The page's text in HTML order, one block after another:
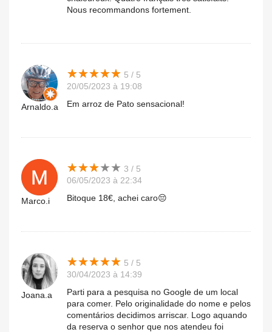
Nous recommandons fortement.
Arnaldo.a
★★★★★
★★★★★ 5 / 5
20/05/2023 à 19:08
Em arroz de Pato sensacional!
Marco.i
★★★★★
★★★★★ 3 / 5
06/05/2023 à 22:34
Bitoque 18€, achei caro😔
Joana.a
★★★★★
★★★★★ 5 / 5
30/04/2023 à 14:39
Parti para a pesquisa no Google de um local
para comer. Pelo originalidade do nome e pelos
comentários decidimos arriscar. Logo aquando
da reserva o senhor que nos atendeu foi